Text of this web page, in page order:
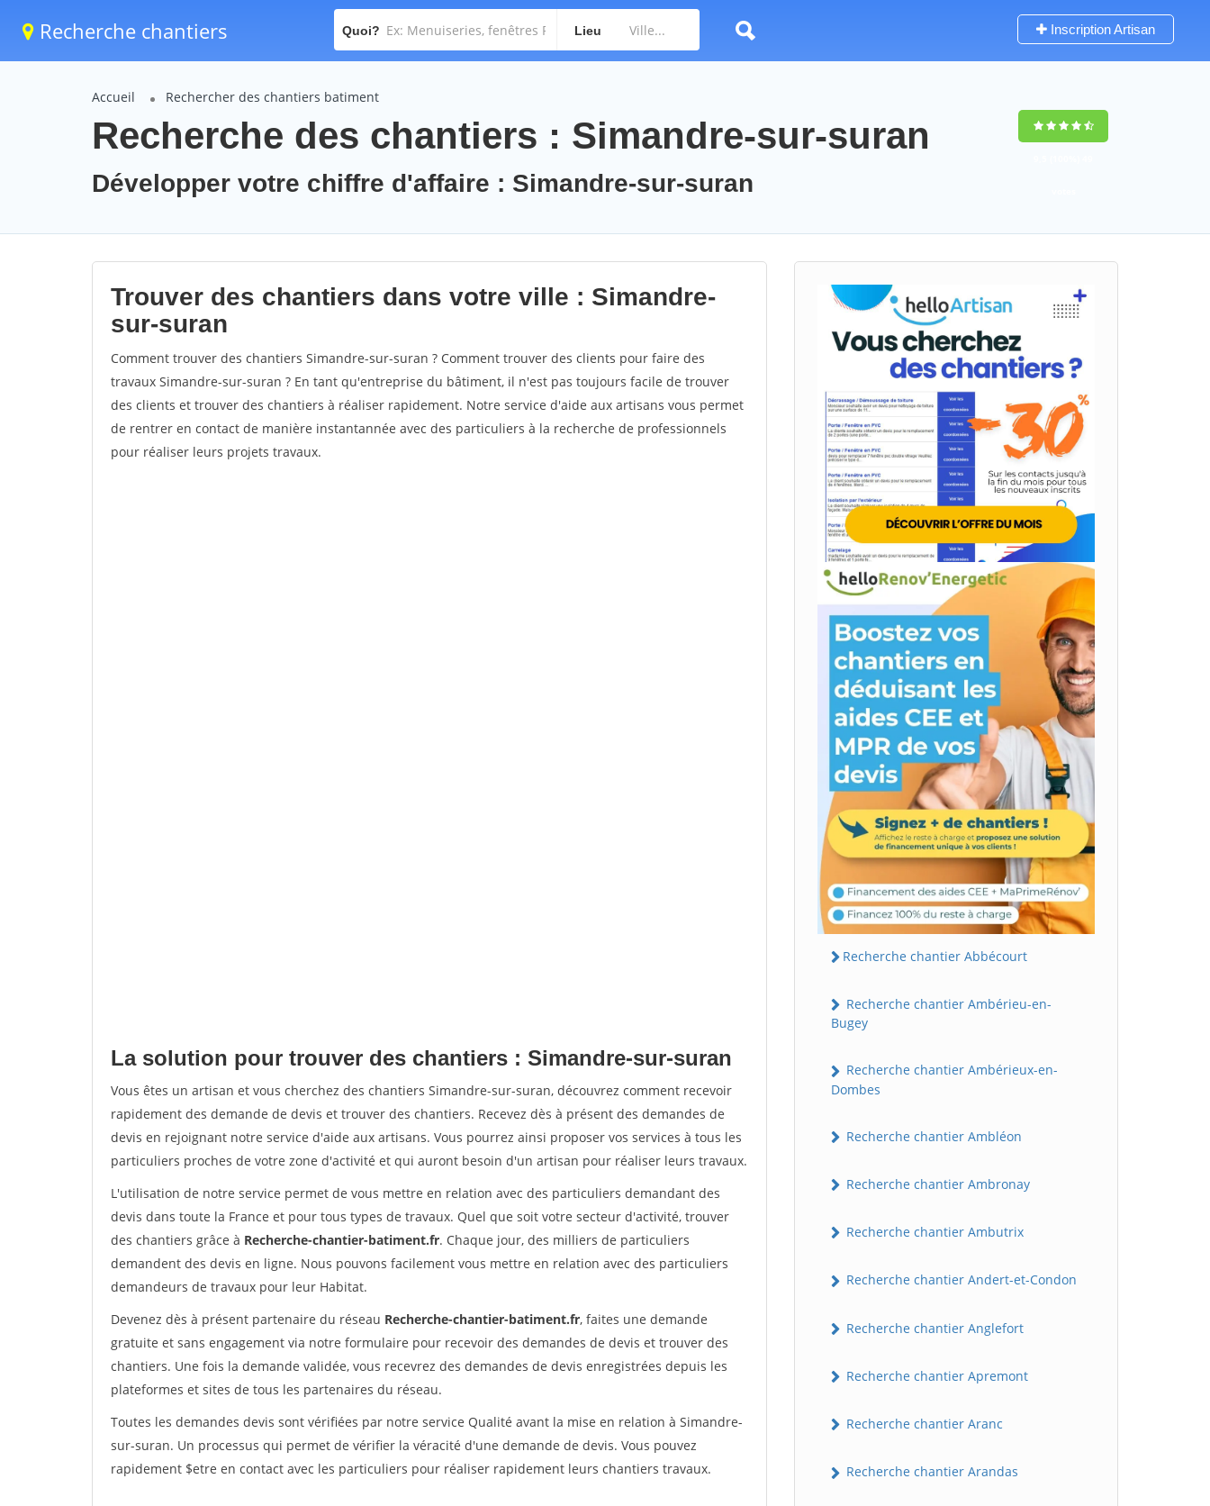
Recherche chantiers Quoi? Lieu Inscription Artisan
Accueil Rechercher des chantiers batiment
Recherche des chantiers : Simandre-sur-suran
Développer votre chiffre d'affaire : Simandre-sur-suran
Trouver des chantiers dans votre ville : Simandre-
sur-suran
Comment trouver des chantiers Simandre-sur-suran ? Comment trouver des clients pour faire des
travaux Simandre-sur-suran ? En tant qu'entreprise du bâtiment, il n'est pas toujours facile de trouver
des clients et trouver des chantiers à réaliser rapidement. Notre service d'aide aux artisans vous permet
de rentrer en contact de manière instantannée avec des particuliers à la recherche de professionnels
pour réaliser leurs projets travaux.
La solution pour trouver des chantiers : Simandre-sur-suran
Vous êtes un artisan et vous cherchez des chantiers Simandre-sur-suran, découvrez comment recevoir
rapidement des demande de devis et trouver des chantiers. Recevez dès à présent des demandes de
devis en rejoignant notre service d'aide aux artisans. Vous pourrez ainsi proposer vos services à tous les
particuliers proches de votre zone d'activité et qui auront besoin d'un artisan pour réaliser leurs travaux.
L'utilisation de notre service permet de vous mettre en relation avec des particuliers demandant des
devis dans toute la France et pour tous types de travaux. Quel que soit votre secteur d'activité, trouver
des chantiers grâce à Recherche-chantier-batiment.fr. Chaque jour, des milliers de particuliers
demandent des devis en ligne. Nous pouvons facilement vous mettre en relation avec des particuliers
demandeurs de travaux pour leur Habitat.
Devenez dès à présent partenaire du réseau Recherche-chantier-batiment.fr, faites une demande
gratuite et sans engagement via notre formulaire pour recevoir des demandes de devis et trouver des
chantiers. Une fois la demande validée, vous recevrez des demandes de devis enregistrées depuis les
plateformes et sites de tous les partenaires du réseau.
Toutes les demandes devis sont vérifiées par notre service Qualité avant la mise en relation à Simandre-
sur-suran. Un processus qui permet de vérifier la véracité d'une demande de devis. Vous pouvez
rapidement $etre en contact avec les particuliers pour réaliser rapidement leurs chantiers travaux.
Recherche chantier Abbécourt
Recherche chantier Ambérieu-en-
Bugey
Recherche chantier Ambérieux-en-
Dombes
Recherche chantier Ambléon
Recherche chantier Ambronay
Recherche chantier Ambutrix
Recherche chantier Andert-et-Condon
Recherche chantier Anglefort
Recherche chantier Apremont
Recherche chantier Aranc
Recherche chantier Arandas